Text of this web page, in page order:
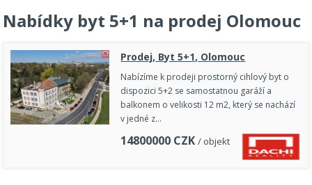
Nabídky byt 5+1 na prodej Olomouc
Prodej, Byt 5+1, Olomouc
Nabízíme k prodeji prostorný cihlový byt o
dispozici 5+2 se samostatnou garáží a
balkonem o velikosti 12 m2, který se nachází
v jedné z…
14800000 CZK / objekt